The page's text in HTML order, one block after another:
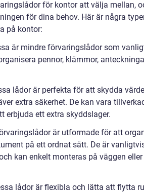
för kontor att välja mellan,
för dina behov. Här är några
på kontor:
är mindre förvaringslådor som
pennor, klämmor,
lådor är perfekta för att skydda
extra säkerhet. De kan vara
erbjuda ett extra skyddslager.
är utformade för att
på ett ordnat sätt. De är
kan enkelt monteras på väggen eller
lådor är flexibla och lätta att flytta